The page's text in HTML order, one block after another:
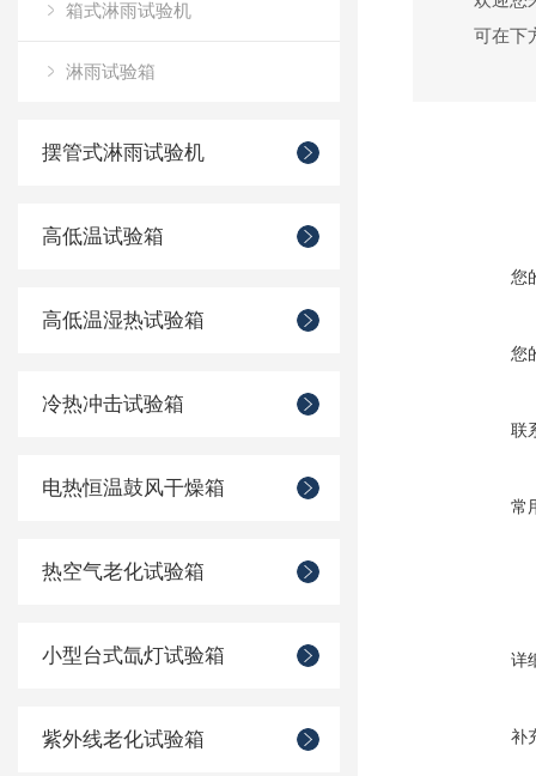
箱式淋雨试验机
淋雨试验箱
摆管式淋雨试验机
高低温试验箱
高低温湿热试验箱
冷热冲击试验箱
电热恒温鼓风干燥箱
热空气老化试验箱
小型台式氙灯试验箱
紫外线老化试验箱
可在下
您
您
联
常
详
补